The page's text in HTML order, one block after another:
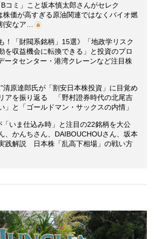
コミ」こと坂本慎太郎さんがセレク
株価が高すぎる原油関連ではなくバイオ燃
安なア…
！「財閥系銘柄」15選》「地政学リスク
を収益機会に転換できる」と投資のプロ
タセンター・港湾クレーンなど注目株
清原達郎氏が「割安日本株投資」に目覚め
アを振り返る 「野村證券時代の北尾吉
」と「ゴールドマン・サックスの内情」
「いま仕込み時」と注目の22銘柄を大公
、かんちさん、DAIBOUCHOUさん、坂本
践解説 日本株「乱高下相場」の戦い方